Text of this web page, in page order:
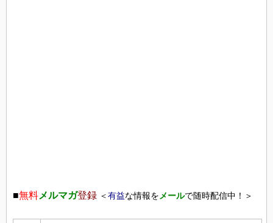
■無料メルマガ登録 ＜有益な情報をメールで随時配信中！＞